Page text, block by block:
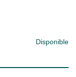
Disponible